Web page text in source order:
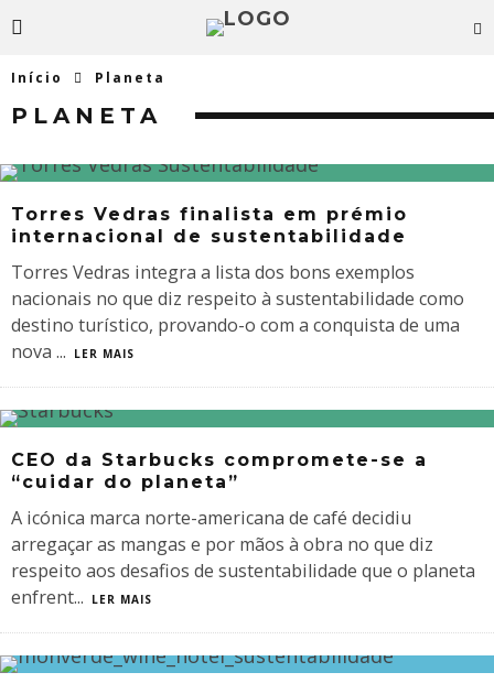
Início Planeta
PLANETA
Torres Vedras finalista em prémio
internacional de sustentabilidade
Torres Vedras integra a lista dos bons exemplos
nacionais no que diz respeito à sustentabilidade como
destino turístico, provando-o com a conquista de uma
nova ... LER MAIS
CEO da Starbucks compromete-se a
“cuidar do planeta”
A icónica marca norte-americana de café decidiu
arregaçar as mangas e por mãos à obra no que diz
respeito aos desafios de sustentabilidade que o planeta
enfrent... LER MAIS